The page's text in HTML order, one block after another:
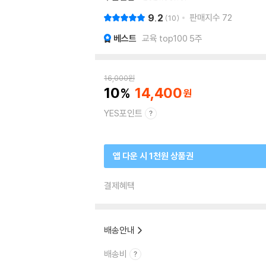
9.2 10 판매지수 72
베스트 교육 top100 5주
16,000원
10 14,400
YES포인트
앱 다운 시 1천원 상품권
결제혜택
배송안내
배송비